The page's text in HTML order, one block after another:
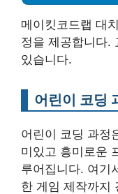
메이킷코드랩 대
정을 제공합니다.
있습니다.
어린이 코딩
어린이 코딩 과정
미있고 흥미로운
루어집니다. 여기
한 게임 제작까지